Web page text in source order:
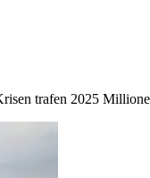
trafen 2025